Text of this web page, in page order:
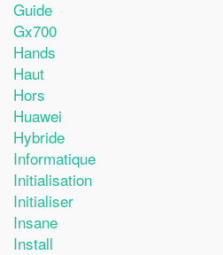
Guide
Gx700
Hands
Haut
Hors
Huawei
Hybride
Informatique
Initialisation
Initialiser
Insane
Install